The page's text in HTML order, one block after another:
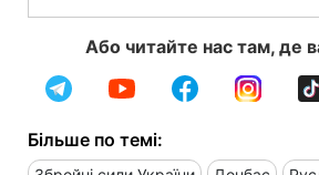
Або читайте нас там, де
Більше по темі: